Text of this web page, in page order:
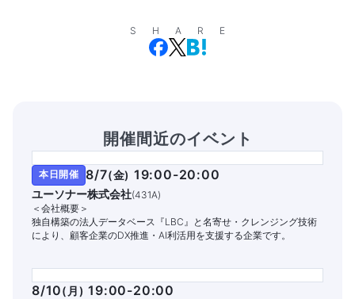
SHARE
開催間近のイベント
本日開催 8/7(金) 19:00-20:00
ユーソナー株式会社(431A)
＜会社概要＞
独自構築の法人データベース『LBC』と名寄せ・クレンジング技術
により、顧客企業のDX推進・AI利活用を支援する企業です。
8/10( 月) 19:00-20:00